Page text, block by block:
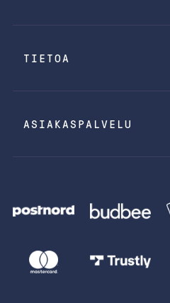
TIETOA
ASIAKASPALVELU